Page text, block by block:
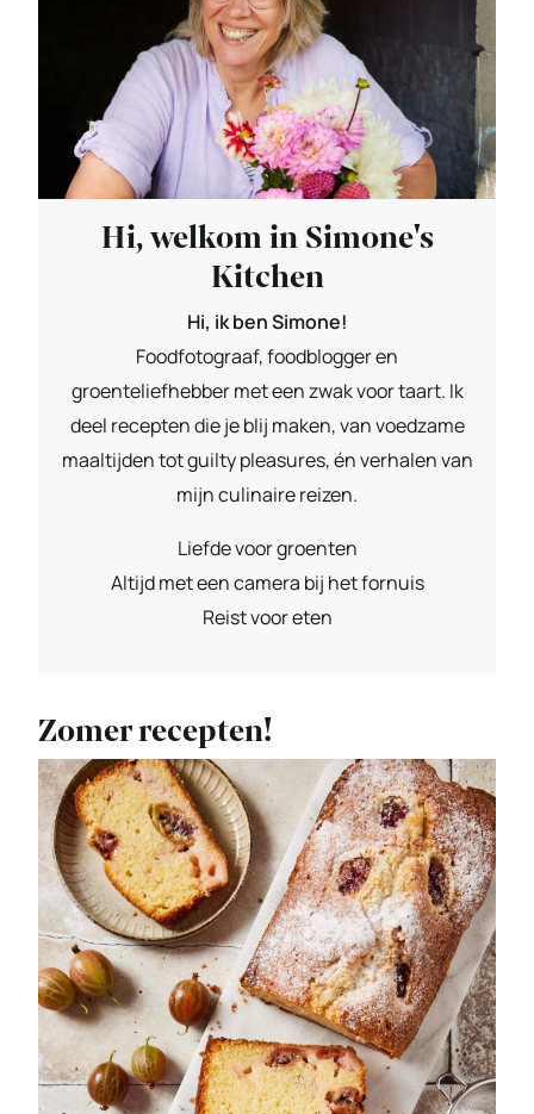
Hi, welkom in Simone's
Kitchen
Hi, ik ben Simone!
Foodfotograaf, foodblogger en
groenteliefhebber met een zwak voor taart. Ik
deel recepten die je blij maken, van voedzame
maaltijden tot guilty pleasures, én verhalen van
mijn culinaire reizen.
Liefde voor groenten
Altijd met een camera bij het fornuis
Reist voor eten
Zomer recepten!